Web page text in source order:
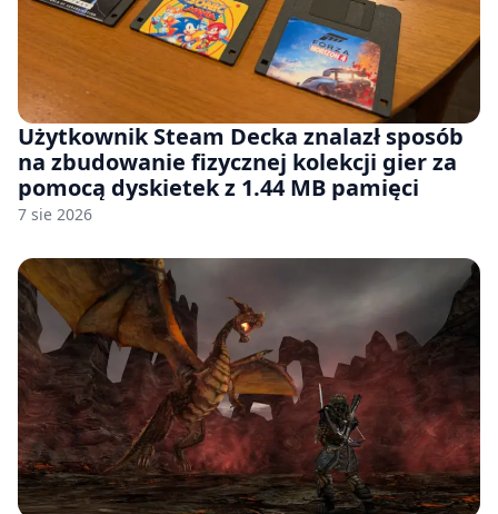
Użytkownik Steam Decka znalazł sposób
na zbudowanie fizycznej kolekcji gier za
pomocą dyskietek z 1.44 MB pamięci
7 sie 2026